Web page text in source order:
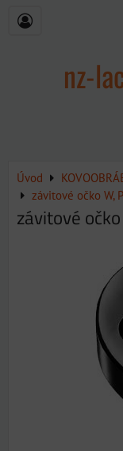
nz-
Úvod
závitové očko W,
závitové